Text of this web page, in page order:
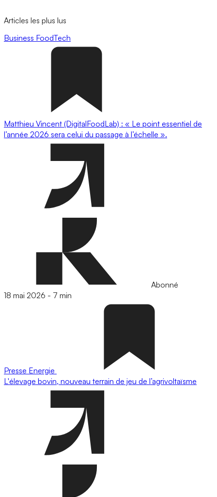
Articles les plus lus
Business FoodTech
Matthieu Vincent (DigitalFoodLab) : « Le point essentiel de
l’année 2026 sera celui du passage à l’échelle ».
Abonné
18 mai 2026 - 7 min
Presse Energie
L'élevage bovin, nouveau terrain de jeu de l’agrivoltaïsme